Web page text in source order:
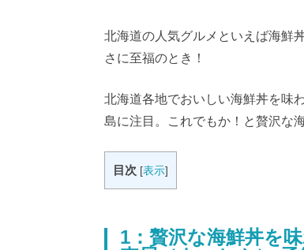
北海道の人気グルメといえば海鮮
さに至福のとき！
北海道各地でおいしい海鮮丼を味
島に注目。これでもか！と贅沢な
目次 [表示]
1：贅沢な海鮮丼を